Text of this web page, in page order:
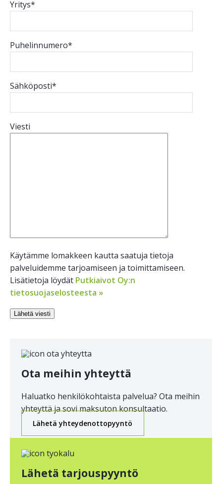
Yritys*
Puhelinnumero*
Sähköposti*
Viesti
Käytämme lomakkeen kautta saatuja tietoja
palveluidemme tarjoamiseen ja toimittamiseen.
Lisätietoja löydät Putkiaivot Oy:n
tietosuojaselosteesta »
Ota meihin yhteyttä
Haluatko henkilökohtaista palvelua? Ota meihin
yhteyttä ja sovi maksuton konsultaatio.
Lähetä yhteydenottopyyntö
Lähetä tarjouspyyntö